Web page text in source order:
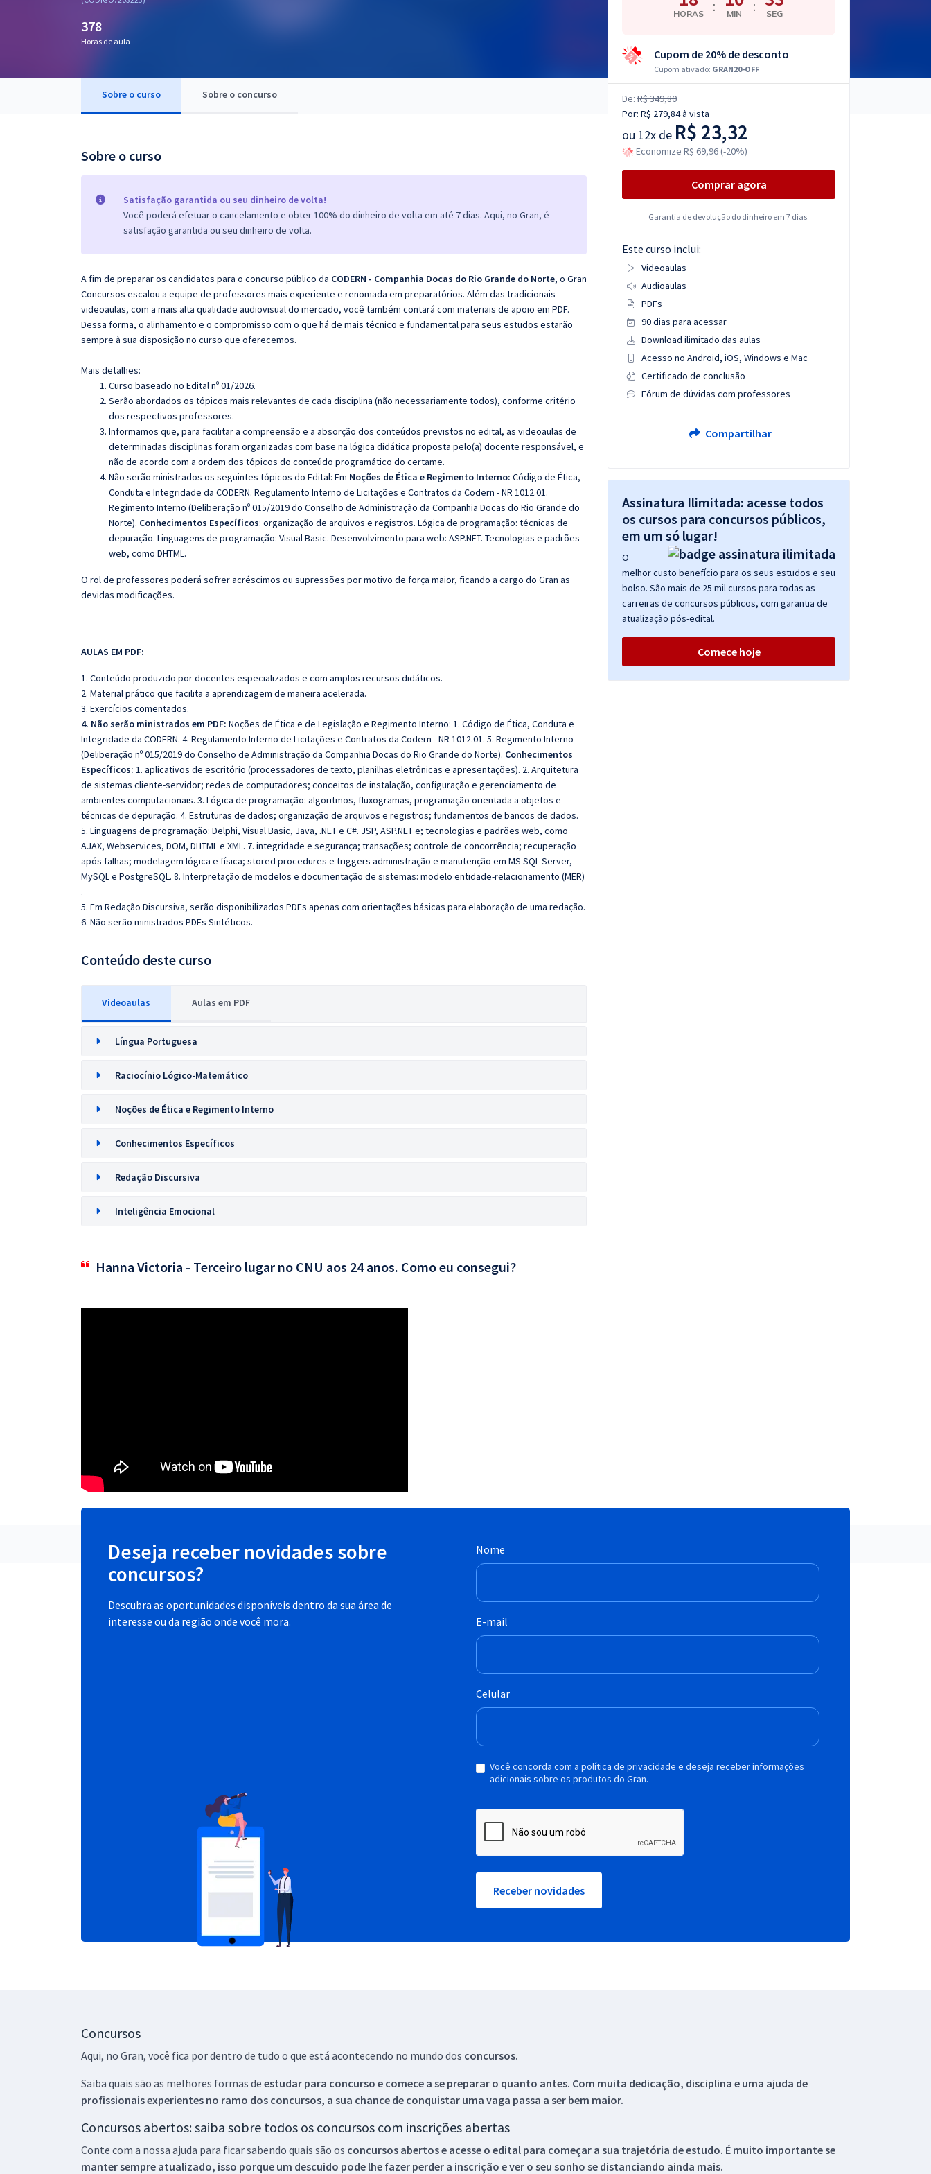
OAB
378
Horas de aula
Sobre o curso Sobre o concurso
Sobre o curso
Satisfação garantida ou seu dinheiro de volta!
Você poderá efetuar o cancelamento e obter 100% do dinheiro de volta em até 7 dias. Aqui, no Gran, é
satisfação garantida ou seu dinheiro de volta.
A fim de preparar os candidatos para o concurso público da CODERN - Companhia Docas do Rio Grande do Norte, o Gran
Concursos escalou a equipe de professores mais experiente e renomada em preparatórios. Além das tradicionais
videoaulas, com a mais alta qualidade audiovisual do mercado, você também contará com materiais de apoio em PDF.
Dessa forma, o alinhamento e o compromisso com o que há de mais técnico e fundamental para seus estudos estarão
sempre à sua disposição no curso que oferecemos.
Mais detalhes:
Curso baseado no Edital nº 01/2026.
Serão abordados os tópicos mais relevantes de cada disciplina (não necessariamente todos), conforme critério
dos respectivos professores.
Informamos que, para facilitar a compreensão e a absorção dos conteúdos previstos no edital, as videoaulas de
determinadas disciplinas foram organizadas com base na lógica didática proposta pelo(a) docente responsável, e
não de acordo com a ordem dos tópicos do conteúdo programático do certame.
Não serão ministrados os seguintes tópicos do Edital: Em Noções de Ética e Regimento Interno: Código de Ética,
Conduta e Integridade da CODERN. Regulamento Interno de Licitações e Contratos da Codern - NR 1012.01.
Regimento Interno (Deliberação nº 015/2019 do Conselho de Administração da Companhia Docas do Rio Grande do
Norte). Conhecimentos Específicos: organização de arquivos e registros. Lógica de programação: técnicas de
depuração. Linguagens de programação: Visual Basic. Desenvolvimento para web: ASP.NET. Tecnologias e padrões
web, como DHTML.
O rol de professores poderá sofrer acréscimos ou supressões por motivo de força maior, ficando a cargo do Gran as
devidas modificações.
AULAS EM PDF:
1. Conteúdo produzido por docentes especializados e com amplos recursos didáticos.
2. Material prático que facilita a aprendizagem de maneira acelerada.
3. Exercícios comentados.
4. Não serão ministrados em PDF: Noções de Ética e de Legislação e Regimento Interno: 1. Código de Ética, Conduta e
Integridade da CODERN. 4. Regulamento Interno de Licitações e Contratos da Codern - NR 1012.01. 5. Regimento Interno
(Deliberação nº 015/2019 do Conselho de Administração da Companhia Docas do Rio Grande do Norte). Conhecimentos
Específicos: 1. aplicativos de escritório (processadores de texto, planilhas eletrônicas e apresentações). 2. Arquitetura
de sistemas cliente-servidor; redes de computadores; conceitos de instalação, configuração e gerenciamento de
ambientes computacionais. 3. Lógica de programação: algoritmos, fluxogramas, programação orientada a objetos e
técnicas de depuração. 4. Estruturas de dados; organização de arquivos e registros; fundamentos de bancos de dados.
5. Linguagens de programação: Delphi, Visual Basic, Java, .NET e C#. JSP, ASP.NET e; tecnologias e padrões web, como
AJAX, Webservices, DOM, DHTML e XML. 7. integridade e segurança; transações; controle de concorrência; recuperação
após falhas; modelagem lógica e física; stored procedures e triggers administração e manutenção em MS SQL Server,
MySQL e PostgreSQL. 8. Interpretação de modelos e documentação de sistemas: modelo entidade-relacionamento (MER)
.
5. Em Redação Discursiva, serão disponibilizados PDFs apenas com orientações básicas para elaboração de uma redação.
6. Não serão ministrados PDFs Sintéticos.
Conteúdo deste curso
Videoaulas Aulas em PDF
Língua Portuguesa
Raciocínio Lógico-Matemático
Noções de Ética e Regimento Interno
Conhecimentos Específicos
Redação Discursiva
Inteligência Emocional
Hanna Victoria - Terceiro lugar no CNU aos 24 anos. Como eu consegui?
HORAS : MIN : SEG
Cupom de 20% de desconto
Cupom ativado: GRAN20-OFF
De: R$ 349,80
Por: R$ 279,84à vista
ou 12x de R$ 23,32
Economize R$ 69,96 (-20%)
Comprar agora
Garantia de devolução do dinheiro em 7 dias.
Este curso inclui:
Videoaulas
Audioaulas
PDFs
90 dias para acessar
Download ilimitado das aulas
Acesso no Android, iOS, Windows e Mac
Certificado de conclusão
Fórum de dúvidas com professores
Compartilhar
Assinatura Ilimitada: acesse todos
os cursos para concursos públicos,
em um só lugar!
O
melhor custo benefício para os seus estudos e seu
bolso. São mais de 25 mil cursos para todas as
carreiras de concursos públicos, com garantia de
atualização pós-edital.
Comece hoje
Deseja receber novidades sobre
concursos?
Descubra as oportunidades disponíveis dentro da sua área de
interesse ou da região onde você mora.
Nome
E-mail
Celular
Você concorda com a política de privacidade e deseja receber informações
adicionais sobre os produtos do Gran.
Receber novidades
Concursos
Aqui, no Gran, você fica por dentro de tudo o que está acontecendo no mundo dos concursos.
Saiba quais são as melhores formas de estudar para concurso e comece a se preparar o quanto antes. Com muita dedicação, disciplina e uma ajuda de
profissionais experientes no ramo dos concursos, a sua chance de conquistar uma vaga passa a ser bem maior.
Concursos abertos: saiba sobre todos os concursos com inscrições abertas
Conte com a nossa ajuda para ficar sabendo quais são os concursos abertos e acesse o edital para começar a sua trajetória de estudo. É muito importante se
manter sempre atualizado, isso porque um descuido pode lhe fazer perder a inscrição e ver o seu sonho se distanciando ainda mais.